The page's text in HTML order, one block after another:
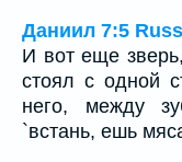
Даниил 7:5
И вот еще
стоял с одной
него, между
`встань, ешь